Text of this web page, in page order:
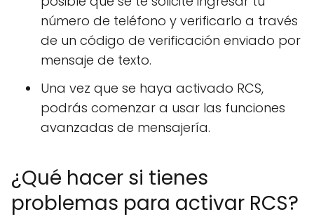
número de teléfono y verificarlo a través
de un código de verificación enviado por
mensaje de texto.
Una vez que se haya activado RCS,
podrás comenzar a usar las funciones
avanzadas de mensajería.
¿Qué hacer si tienes
problemas para activar RCS?